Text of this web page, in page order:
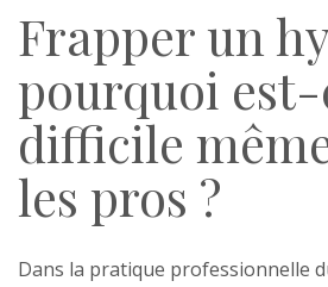
Frapper un
pourquoi est-
difficile
les pros ?
Dans la pratique professionnelle